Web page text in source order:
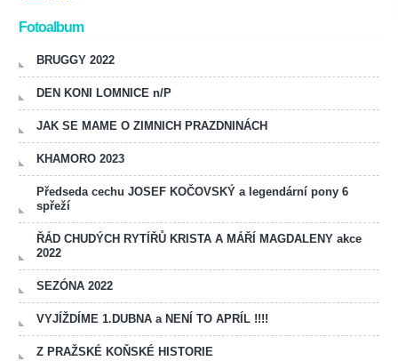
Fotoalbum
BRUGGY 2022
DEN KONI LOMNICE n/P
JAK SE MAME O ZIMNICH PRAZDNINÁCH
KHAMORO 2023
Předseda cechu JOSEF KOČOVSKÝ a legendární pony 6
spřeží
ŘÁD CHUDÝCH RYTÍŘŮ KRISTA A MÁŘÍ MAGDALENY akce
2022
SEZÓNA 2022
VYJÍŽDÍME 1.DUBNA a NENÍ TO APRÍL !!!!
Z PRAŽSKÉ KOŇSKÉ HISTORIE